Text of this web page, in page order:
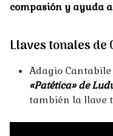
compasión y ayuda
Llaves tonalesde
Adagio
«Patética» de
también la llave